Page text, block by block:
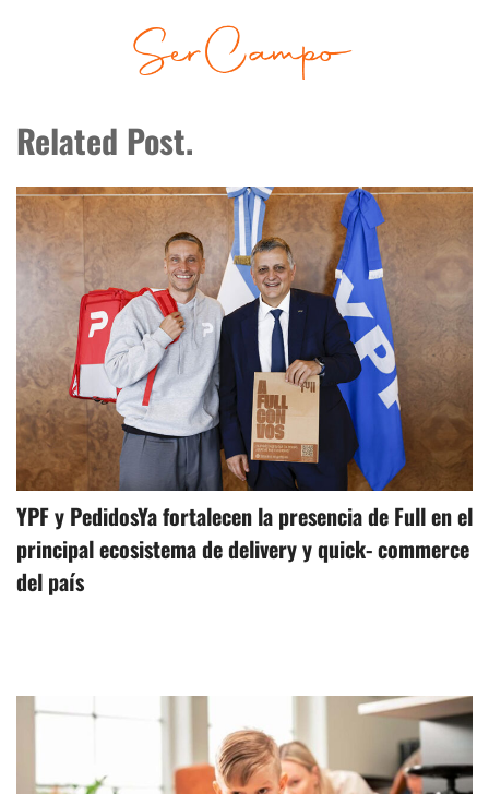
Related Post.
YPF y PedidosYa fortalecen la presencia de Full en el
principal ecosistema de delivery y quick- commerce
del país